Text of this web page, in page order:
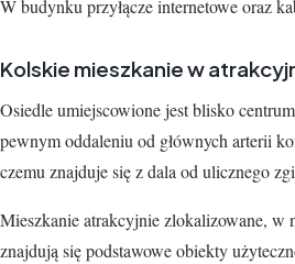
W budynku przyłącze internetowe oraz
Kolskie mieszkanie w
Osiedle umiejscowione jest blisko
pewnym oddaleniu od głównych arterii
czemu znajduje się z dala od ulicznego
Mieszkanie atrakcyjnie zlokalizowane, w
znajdują się podstawowe obiekty